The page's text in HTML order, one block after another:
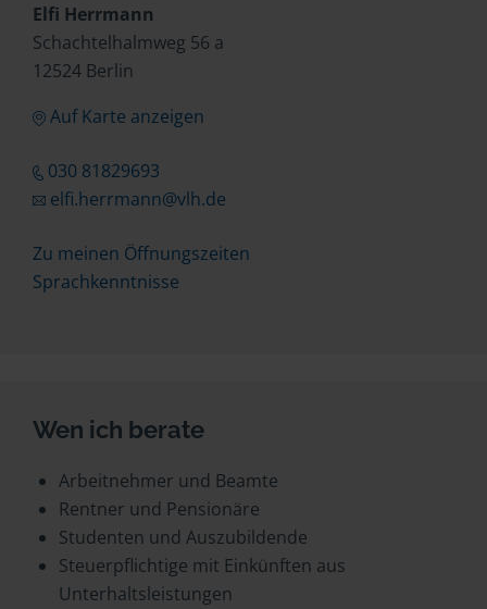
Elfi Herrmann
Schachtelhalmweg 56 a
12524 Berlin
Auf Karte anzeigen
030 81829693
elfi.herrmann@vlh.de
Zu meinen Öffnungszeiten
Sprachkenntnisse
Wen ich berate
Arbeitnehmer und Beamte
Rentner und Pensionäre
Studenten und Auszubildende
Steuerpflichtige mit Einkünften aus
Unterhaltsleistungen